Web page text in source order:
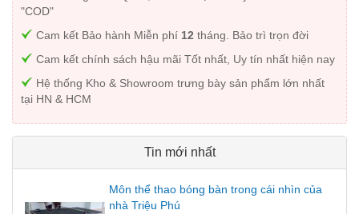
"COD"
Cam kết Bảo hành Miễn phí 12 tháng. Bảo trì trọn đời
Cam kết chính sách hậu mãi Tốt nhất, Uy tín nhất hiện nay
Hệ thống Kho & Showroom trưng bày sản phẩm lớn nhất
tại HN & HCM
Tin mới nhất
Môn thể thao bóng bàn trong cái nhìn của
nhà Triệu Phú